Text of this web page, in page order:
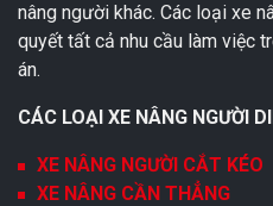
nâng người khác. Các loại xe
quyết tất cả nhu cầu làm việc
án.
CÁC LOẠI XE NÂNG NGƯỜI
XE NÂNG NGƯỜI CẮT KÉO
XE NÂNG CẦN THẲNG